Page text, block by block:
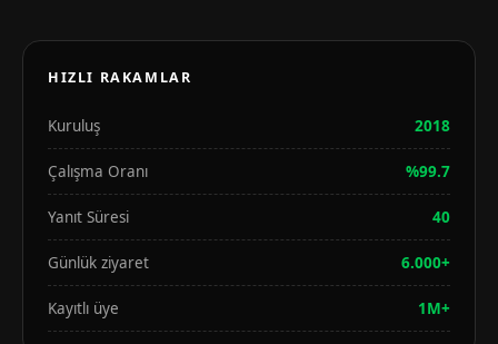
HIZLI RAKAMLAR
Kuruluş 2018
Çalışma Oranı %99.7
Yanıt Süresi 40
Günlük ziyaret 6.000+
Kayıtlı üye 1M+